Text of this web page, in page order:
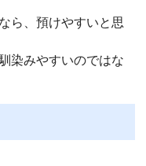
ら、預けやすいと思
染みやすいのではな